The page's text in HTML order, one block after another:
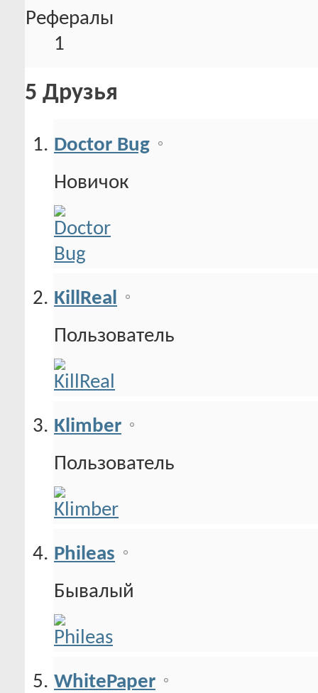
Рефералы
1
5 Друзья
Doctor Bug
Новичок
KillReal
Пользователь
Klimber
Пользователь
Phileas
Бывалый
WhitePaper